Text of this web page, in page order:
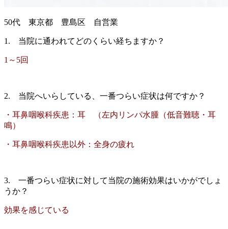
50代 東京都 豊島区 自営業
1. 当院に通われてどのくらい経ちますか？
1～5回
2. 当院へいらしている、一番つらい症状は何ですか？
・耳鼻咽喉科疾患：耳 （左内リンパ水腫（低音難聴・耳
鳴）
・耳鼻咽喉科疾患以外：全身の疲れ
3. 一番つらい症状に対して当院の施術効果はいかがでしょ
うか？
効果を感じている